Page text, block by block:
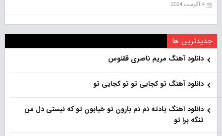
4 آگوست 2024
جدیدترین ها
دانلود آهنگ مریم ناصری ققنوس
دانلود آهنگ تو کجایی تو تو کجایی تو
دانلود آهنگ یادته نم نم بارون تو خیابون تو که نیستی دل من
تنگه برا تو